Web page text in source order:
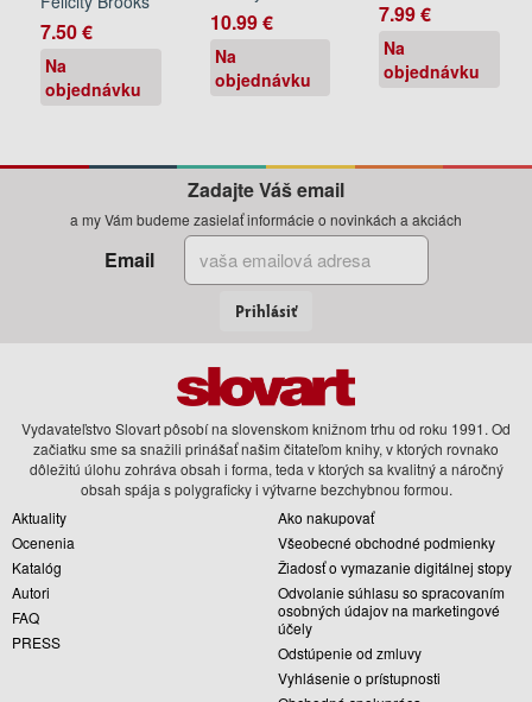
7.50 €
Na
objednávku
10.99 €
Na
objednávku
7.99 €
Na
objednávku
Zadajte Váš email
a my Vám budeme zasielať informácie o novinkách a akciách
Email
Prihlásiť
Vydavateľstvo Slovart pôsobí na slovenskom knižnom trhu od roku 1991. Od
začiatku sme sa snažili prinášať našim čitateľom knihy, v ktorých rovnako
dôležitú úlohu zohráva obsah i forma, teda v ktorých sa kvalitný a náročný
obsah spája s polygraficky i výtvarne bezchybnou formou.
Aktuality
Ocenenia
Katalóg
Autori
FAQ
PRESS
Ako nakupovať
Všeobecné obchodné podmienky
Žiadosť o vymazanie digitálnej stopy
Odvolanie súhlasu so spracovaním
osobných údajov na marketingové
účely
Odstúpenie od zmluvy
Vyhlásenie o prístupnosti